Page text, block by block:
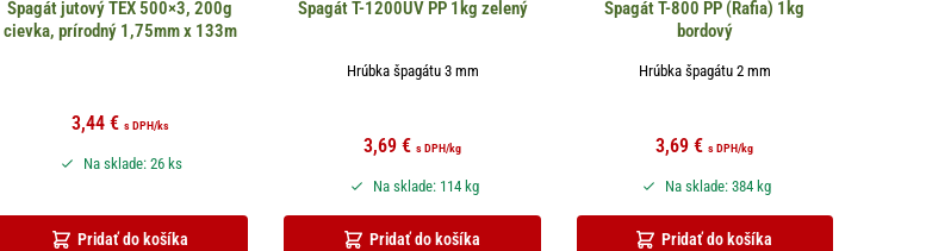
Špagát jutový TEX 500×3, 200g
cievka, prírodný 1,75mm x 133m
3,44 € s DPH/ks
Pridať do košíka
Na sklade: 26 ks
Špagát T-1200UV PP 1kg zelený
Hrúbka špagátu 3 mm
3,69 € s DPH/kg
Pridať do košíka
Na sklade: 114 kg
Špagát T-800 PP (Rafia) 1kg
bordový
Hrúbka špagátu 2 mm
3,69€ s DPH/kg
Pridať do košíka
Na sklade: 384 kg